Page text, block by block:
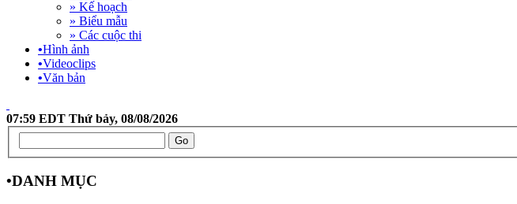
» Kế hoạch
» Biểu mẫu
» Các cuộc thi
•Hình ảnh
•Videoclips
•Văn bản
07:59 EDT Thứ bảy, 08/08/2026
•DANH MỤC